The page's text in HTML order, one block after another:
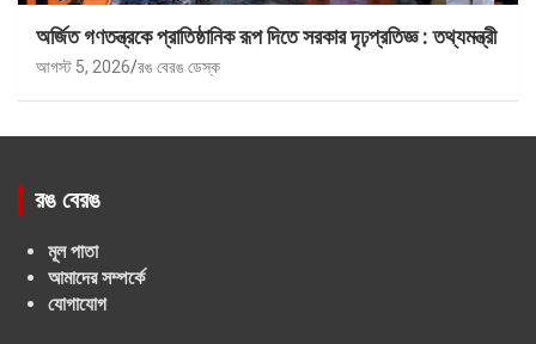
অর্জিত গণতন্ত্রকে প্রাতিষ্ঠানিক রূপ দিতে সরকার দৃঢ়প্রতিজ্ঞ : তথ্যমন্ত্রী
আগস্ট 5, 2026 রঙ বেরঙ ডেস্ক
রঙ বেরঙ
মূল পাতা
আমাদের সম্পর্কে
যোগাযোগ